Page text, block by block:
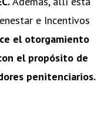
e Incentivos
el otorgamiento
el propósito de
penitenciarios.